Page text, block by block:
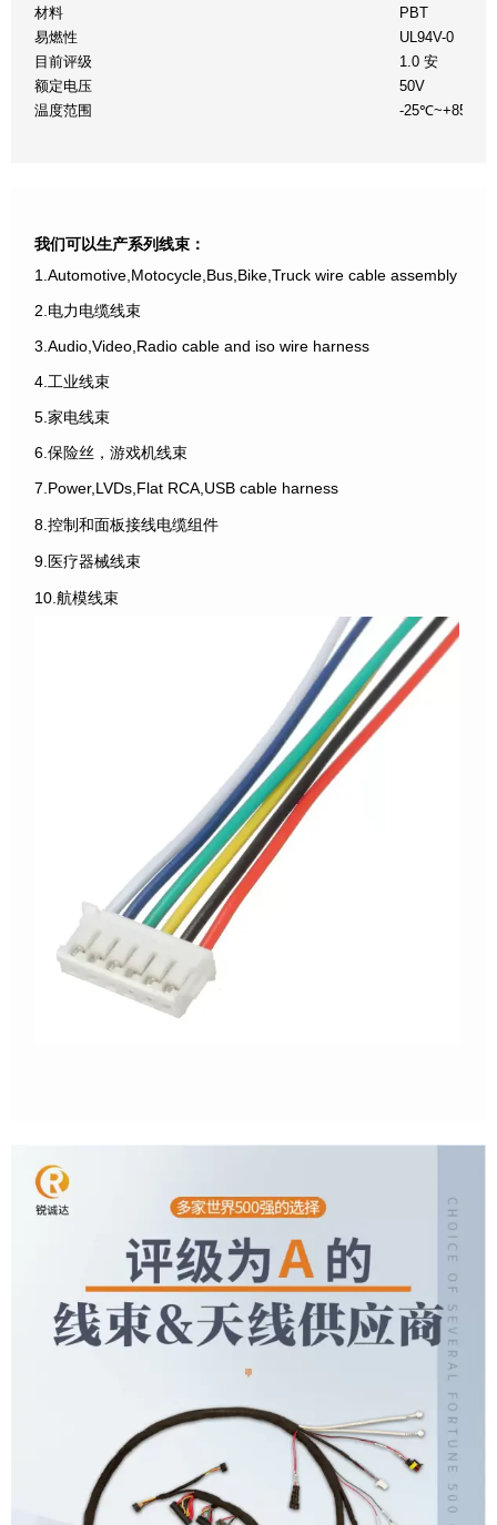
材料
PBT
易燃性
UL94V-0
目前评级
1.0 安
额定电压
50V
温度范围
-25℃~+85℃
我们可以生产系列线束：
1.Automotive,Motocycle,Bus,Bike,Truck wire cable assembly
2.电力电缆线束
3.Audio,Video,Radio cable and iso wire harness
4.工业线束
5.家电线束
6.保险丝，游戏机线束
7.Power,LVDs,Flat RCA,USB cable harness
8.控制和面板接线电缆组件
9.医疗器械线束
10.航模线束